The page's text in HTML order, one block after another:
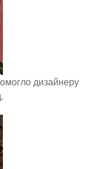
дизайнеру